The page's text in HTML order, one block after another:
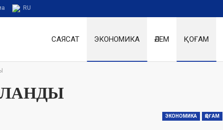
RU
САЯСАТ ЭКОНОМИКА ӘЛЕМ ҚОҒАМ
ЭКОНОМИКА ҚОҒАМ